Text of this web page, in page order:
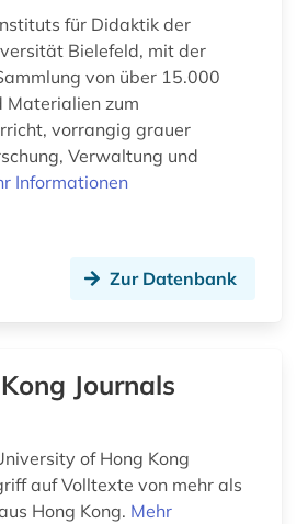
helmut schmidt (1)
hochleistungswerkstoff (1)
(1)
für Didaktik der
von über 15.000
Materialien zum
vorrangig grauer
Verwaltung und
Informationen
Zur Datenbank
Journals
of Hong Kong
auf Volltexte von mehr als
Hong Kong. Mehr